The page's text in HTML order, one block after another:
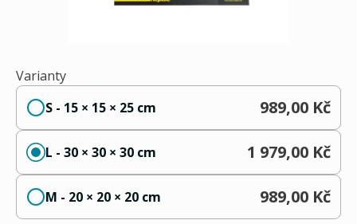
Varianty
S - 15 × 15 × 25 cm
989,00 Kč
L - 30 × 30 × 30 cm 1 979,00 Kč
M - 20 × 20 × 20 cm 989,00 Kč